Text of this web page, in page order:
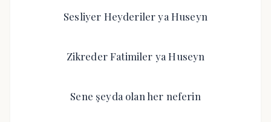
Sesliyer Heyderiler ya Huseyn
Zikreder Fatimiler ya Huseyn
Sene şeyda olan her neferin